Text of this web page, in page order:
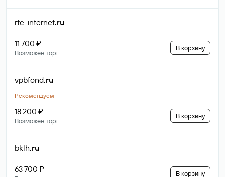
rtc-internet.ru
11 700 ₽
Возможен торг
В корзину
vpbfond.ru
Рекомендуем
18 200 ₽
Возможен торг
В корзину
bklh.ru
63 700 ₽ В корзину